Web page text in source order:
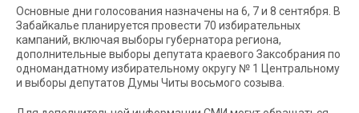
Основные дни голосования назначены на 6, 7 и 8 сентября. В
Забайкалье планируется провести 70 избирательных
кампаний, включая выборы губернатора региона,
дополнительные выборы депутата краевого Заксобрания по
одномандатному избирательному округу № 1 Центральному
и выборы депутатов Думы Читы восьмого созыва.